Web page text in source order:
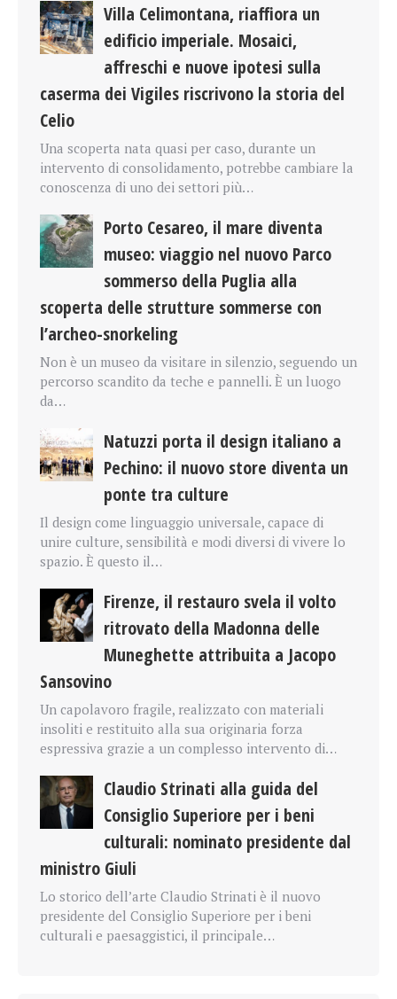
Villa Celimontana, riaffiora un
edificio imperiale. Mosaici,
affreschi e nuove ipotesi sulla
caserma dei Vigiles riscrivono la storia del
Celio
Una scoperta nata quasi per caso, durante un
intervento di consolidamento, potrebbe cambiare la
conoscenza di uno dei settori più…
Porto Cesareo, il mare diventa
museo: viaggio nel nuovo Parco
sommerso della Puglia alla
scoperta delle strutture sommerse con
l’archeo-snorkeling
Non è un museo da visitare in silenzio, seguendo un
percorso scandito da teche e pannelli. È un luogo
da…
Natuzzi porta il design italiano a
Pechino: il nuovo store diventa un
ponte tra culture
Il design come linguaggio universale, capace di
unire culture, sensibilità e modi diversi di vivere lo
spazio. È questo il…
Firenze, il restauro svela il volto
ritrovato della Madonna delle
Muneghette attribuita a Jacopo
Sansovino
Un capolavoro fragile, realizzato con materiali
insoliti e restituito alla sua originaria forza
espressiva grazie a un complesso intervento di…
Claudio Strinati alla guida del
Consiglio Superiore per i beni
culturali: nominato presidente dal
ministro Giuli
Lo storico dell’arte Claudio Strinati è il nuovo
presidente del Consiglio Superiore per i beni
culturali e paesaggistici, il principale…